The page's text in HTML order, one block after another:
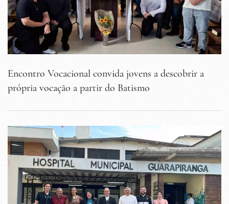
Encontro Vocacional convida jovens a descobrir a
própria vocação a partir do Batismo